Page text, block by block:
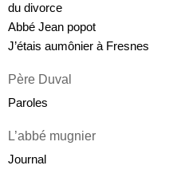
du divorce
Abbé Jean popot
J’étais aumônier à Fresnes
Père Duval
Paroles
L’abbé mugnier
Journal